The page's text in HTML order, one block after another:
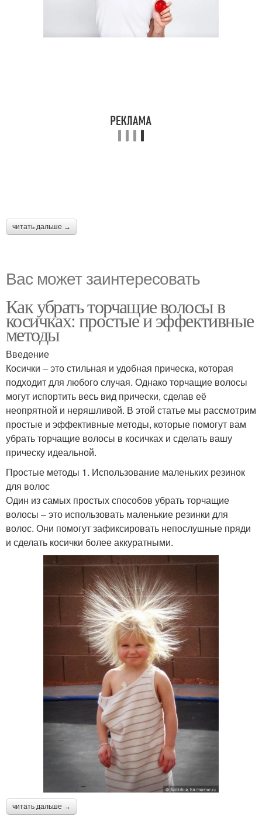
читать дальше →
Вас может заинтересовать
Как убрать торчащие волосы в
косичках: простые и эффективные
методы
Введение
Косички – это стильная и удобная прическа, которая
подходит для любого случая. Однако торчащие волосы
могут испортить весь вид прически, сделав её
неопрятной и неряшливой. В этой статье мы рассмотрим
простые и эффективные методы, которые помогут вам
убрать торчащие волосы в косичках и сделать вашу
прическу идеальной.
Простые методы 1. Использование маленьких резинок
для волос
Один из самых простых способов убрать торчащие
волосы – это использовать маленькие резинки для
волос. Они помогут зафиксировать непослушные пряди
и сделать косички более аккуратными.
читать дальше →